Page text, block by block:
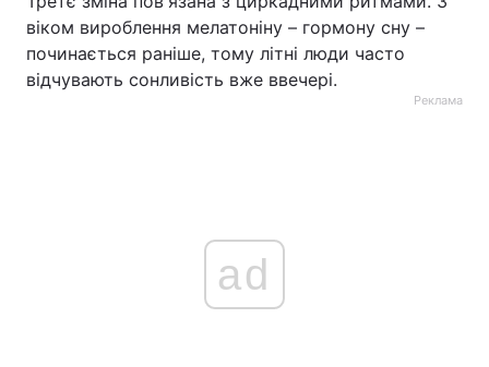
віком вироблення мелатоніну – гормону сну –
починається раніше, тому літні люди часто
відчувають сонливість вже ввечері.
Реклама
ad